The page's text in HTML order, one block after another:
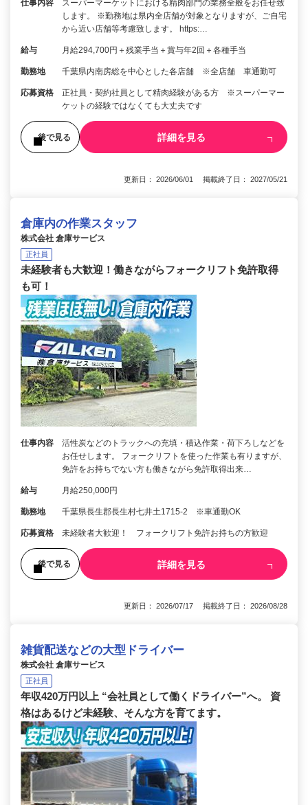
仕事内容
スーパーマーケットにおける精肉部門の業務全般をお任せ致
します。 ※勤務地は県内全店舗が対象となりますが、ご自宅
から近い店舗等考慮致します。 https:…
給与 月給294,700円＋残業手当＋賞与年2回＋各種手当
勤務地 千葉県内南房総を中心とした各店舗 ※全店舗 車通勤可
応募資格
正社員・契約社員として精肉経験がある方 ※スーパーマー
ケットの経験ではなくても大丈夫です
後で見る 詳細を見る
更新日： 2026/06/01 掲載終了日： 2027/05/21
倉庫内の作業スタッフ
株式会社 倉庫サービス
正社員
未経験者も大歓迎！働きながらフォークリフト免許取得
も可！
仕事内容
活性炭などのトラックへの充填・積込作業・荷下ろしなどを
お任せします。 フォークリフトを使った作業も有りますが、
免許をお持ちでない方も働きながら免許取得出来…
給与 月給250,000円
勤務地 千葉県長生郡長生村七井土1715-2 ※車通勤OK
応募資格 未経験者大歓迎！ フォークリフト免許お持ちの方歓迎
後で見る 詳細を見る
更新日： 2026/07/17 掲載終了日： 2026/08/28
雑貨配送などの大型ドライバー
株式会社 倉庫サービス
正社員
年収420万円以上 “会社員として働くドライバー”へ。 資
格はあるけど未経験、そんな方を育てます。